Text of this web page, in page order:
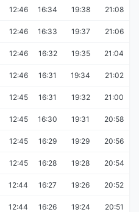
12:46 16:34 19:38 21:08
12:46 16:33 19:37 21:06
12:46 16:32 19:35 21:04
12:46 16:31 19:34 21:02
12:45 16:31 19:32 21:00
12:45 16:30 19:31 20:58
12:45 16:29 19:29 20:56
12:45 16:28 19:28 20:54
12:44 16:27 19:26 20:52
12:44 16:26 19:24 20:51